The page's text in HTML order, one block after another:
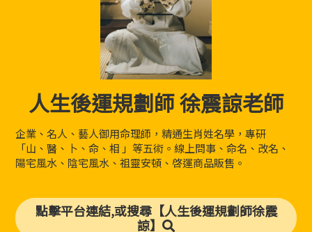
人生後運規劃師 徐震諒老師
企業、名人、藝人御用命理師，精通生肖姓名學，專研
「山、醫、卜、命、相 」等五術。線上問事、命名、改名、
陽宅風水、陰宅風水、祖靈安頓、啓運商品販售。
點擊平台連結,或搜尋【人生後運規劃師徐震
諒】